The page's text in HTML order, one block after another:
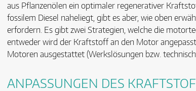
aus Pflanzenölen ein optimaler regenerativer
fossilem Diesel naheliegt, gibt es aber, wie oben
erfordern. Es gibt zwei Strategien, welche die
entweder wird der Kraftstoff an den Motor
Motoren ausgestattet (Werkslösungen bzw.
ANPASSUNGEN DES